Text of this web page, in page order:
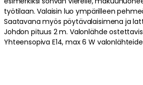
työtilaan. Valaisin luo ympärilleen
Saatavana myös pöytävalaisimena ja
Johdon pituus 2 m. Valonlähde
Yhteensopiva E14, max 6 W